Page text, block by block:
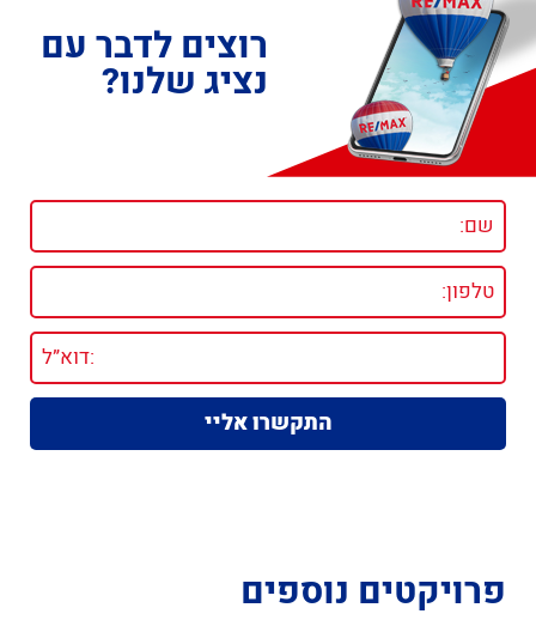
רוצים לדבר עם
נציג שלנו?
פרויקטים נוספים